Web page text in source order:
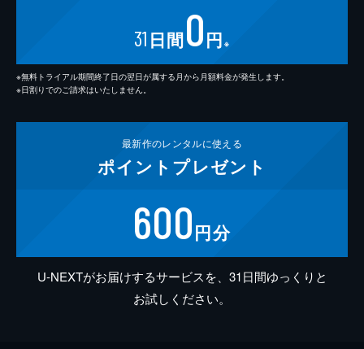
31 日間0円 ※
※無料トライアル期間終了日の翌日が属する月から月額料金が発生します。
※日割りでのご請求はいたしません。
最新作のレンタルに使える
ポイント プレゼント
600円分
U-NEXTがお届けするサービスを、31日間ゆっくりと
お試しください。